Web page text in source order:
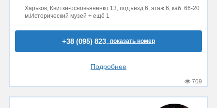
Харьков, Квитки-основьяненко 13, подъезд 6, этаж 6, каб. 66-20
м.Исторический музей + ещё 1
+38 (095) 823..показать номер
Подробнее
709